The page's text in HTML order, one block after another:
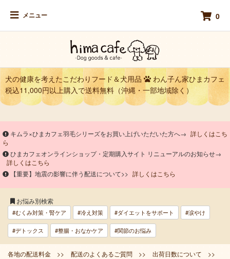
メニュー 0
犬の健康を考えたこだわりフード＆犬用品
わん子ん家ひまカフェ
税込11,000円以上購入で送料無料（沖縄・一部地域除く）
キムラ×ひまカフェ羽毛シリーズをお買い上げいただいた方へ→ 詳しくはこち
ら
ひまカフェオンラインショップ・定期購入サイト リニューアルのお知らせ→
詳しくはこちら
【重要】地震の影響に伴う配送について>> 詳しくはこちら
お悩み別検索
#むくみ対策・腎ケア #冷え対策 #ダイエットをサポート #涙やけ
#デトックス #整腸・おなかケア #関節のお悩み
各地の配送料金 >> 配送のよくあるご質問 >> 出荷日数について >>